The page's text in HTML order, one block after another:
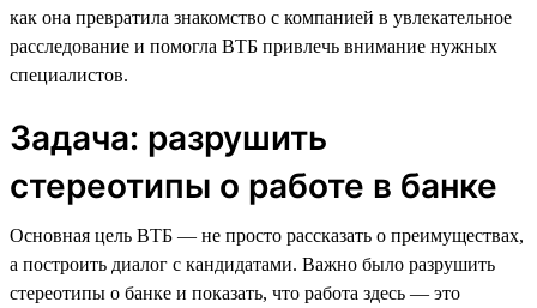
как она превратила знакомство с компанией в увлекательное
расследование и помогла ВТБ привлечь внимание нужных
специалистов.
Задача: разрушить
стереотипы о работе в банке
Основная цель ВТБ — не просто рассказать о преимуществах,
а построить диалог с кандидатами. Важно было разрушить
стереотипы о банке и показать, что работа здесь — это